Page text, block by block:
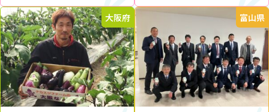
大阪府 富山県